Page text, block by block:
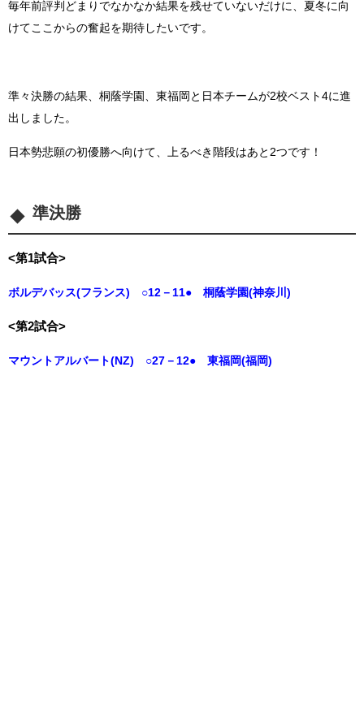
毎年前評判どまりでなかなか結果を残せていないだけに、夏冬に向
けてここからの奮起を期待したいです。
準々決勝の結果、桐蔭学園、東福岡と日本チームが2校ベスト4に進
出しました。
日本勢悲願の初優勝へ向けて、上るべき階段はあと2つです！
準決勝
<第1試合>
ボルデバッス(フランス) ○12－11● 桐蔭学園(神奈川)
<第2試合>
マウントアルバート(NZ) ○27－12● 東福岡(福岡)